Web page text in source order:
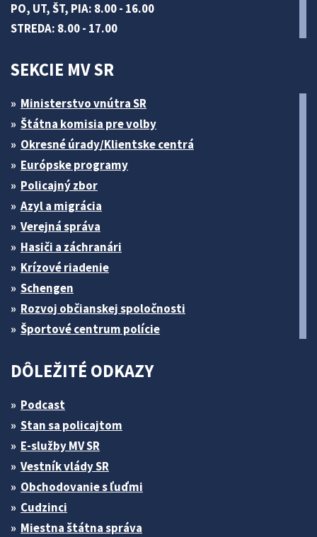
PO, UT, ŠT, PIA: 8.00 - 16.00
STREDA: 8.00 - 17.00
SEKCIE MV SR
Ministerstvo vnútra SR
Štátna komisia pre volby
Okresné úrady/Klientske centrá
Európske programy
Policajný zbor
Azyl a migrácia
Verejná správa
Hasiči a záchranári
Krízové riadenie
Schengen
Rozvoj občianskej spoločnosti
Športové centrum polície
DÔLEŽITÉ ODKAZY
Podcast
Stan sa policajtom
E-služby MV SR
Vestník vlády SR
Obchodovanie s ľuďmi
Cudzinci
Miestna štátna správa